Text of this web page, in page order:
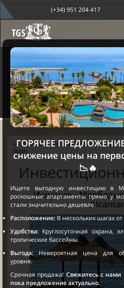
(+34) 951 204 417
Ресторан на
берегу моря
Sale Marbella →Недвижимость→ Ресторан
Педро
Испания , Марбелья
ГОРЯЧЕЕ
снижение цены на
📉🔥
Ищете выгодную инвестицию в
роскошные апартаменты прямо у
стали значительно дешевле.
Расположение: В нескольких шагах
Удобства: Круглосуточная охрана,
тропические бассейны.
Выгода: Невероятная цена для
уровня.
Срочная продажа! Свяжитесь с нами
пока предложение актуально.